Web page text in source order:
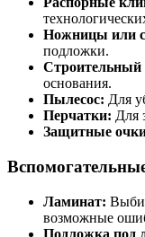
Ножницы или
подложки.
Строительный
основания.
Пылесос: Для
Перчатки: Для
Защитные
Ламинат:
возможные
Подложка под